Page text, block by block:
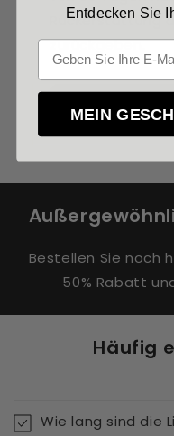
Rückerstattung
zurückgeben.
In den
Bestellen Sie noch
50% Rabatt
Häufig
Wie lang sind die
Entdecken Sie
MEIN